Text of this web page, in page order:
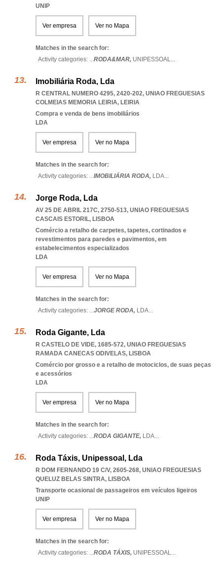
UNIP
Ver empresa Ver no Mapa
Matches in the search for:
Activity categories: ...RODA&MAR, UNIPESSOAL...
Imobiliária Roda, Lda
R CENTRAL NUMERO 4295, 2420-202, UNIAO FREGUESIAS
COLMEIAS MEMORIA LEIRIA, LEIRIA
Compra e venda de bens imobiliários
LDA
Ver empresa Ver no Mapa
Matches in the search for:
Activity categories: ...IMOBILIÁRIA RODA, LDA...
Jorge Roda, Lda
AV 25 DE ABRIL 217C, 2750-513, UNIAO FREGUESIAS
CASCAIS ESTORIL, LISBOA
Comércio a retalho de carpetes, tapetes, cortinados e
revestimentos para paredes e pavimentos, em
estabelecimentos especializados
LDA
Ver empresa Ver no Mapa
Matches in the search for:
Activity categories: ...JORGE RODA, LDA...
Roda Gigante, Lda
R CASTELO DE VIDE, 1685-572, UNIAO FREGUESIAS
RAMADA CANECAS ODIVELAS, LISBOA
Comércio por grosso e a retalho de motociclos, de suas peças
e acessórios
LDA
Ver empresa Ver no Mapa
Matches in the search for:
Activity categories: ...RODA GIGANTE, LDA...
Roda Táxis, Unipessoal, Lda
R DOM FERNANDO 19 C/V, 2605-268, UNIAO FREGUESIAS
QUELUZ BELAS SINTRA, LISBOA
Transporte ocasional de passageiros em veículos ligeiros
UNIP
Ver empresa Ver no Mapa
Matches in the search for:
Activity categories: ...RODA TÁXIS, UNIPESSOAL...